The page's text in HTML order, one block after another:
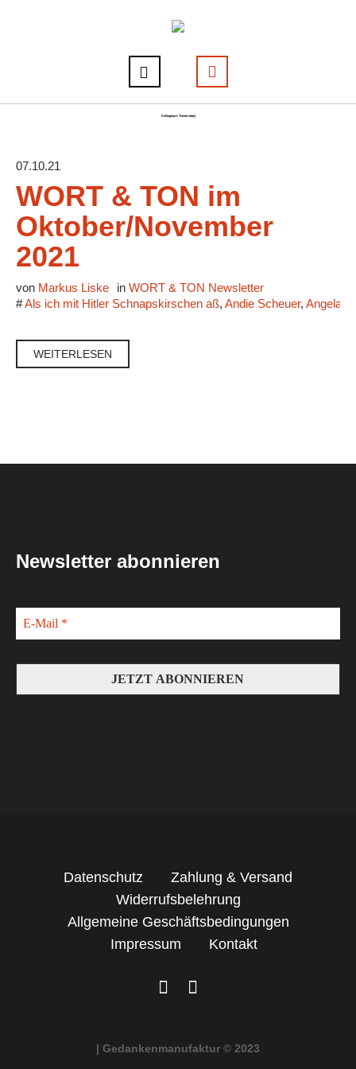
Schlagwort: Tschernobyl
07.10.21
WORT & TON im
Oktober/November
2021
von Markus Liske in WORT & TON Newsletter
#Als ich mit Hitler Schnapskirschen aß, Andie Scheuer, Angela
WEITERLESEN
Newsletter abonnieren
Datenschutz
Zahlung & Versand
Widerrufsbelehrung
Allgemeine Geschäftsbedingungen
Impressum
Kontakt
| Gedankenmanufaktur © 2023